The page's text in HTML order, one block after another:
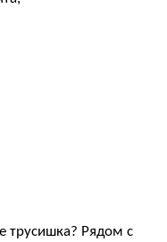
трусишка? Рядом с